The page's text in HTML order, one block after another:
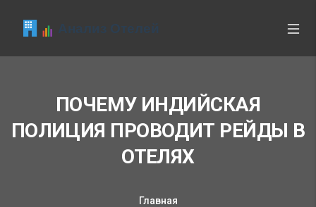
ПОЧЕМУ ИНДИЙСКАЯ
ПОЛИЦИЯ ПРОВОДИТ РЕЙДЫ В
ОТЕЛЯХ
Главная